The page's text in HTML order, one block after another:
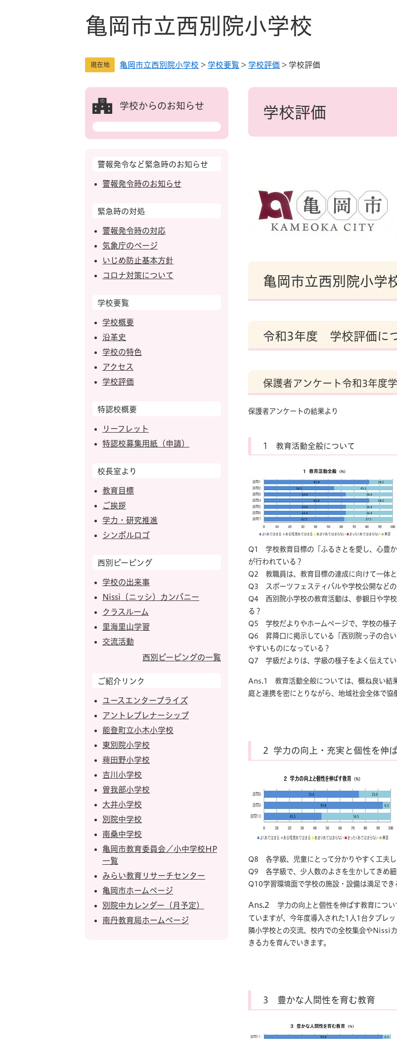
亀岡市立西別院小学校
現在地 亀岡市立西別院小学校 > 学校要覧 > 学校評価 > 学校評価
本
学校評価
亀岡市立西別院小
令和3年度 学校評価に
保護者アンケート 令和3年度
保護者アンケートの結果より
1 教育活動全般について
Q1 学校教育目標の「ふるさとを愛し、心豊
が行われている？
Q2 教職員は、教育目標の達成に向けて一体
Q3 スポーツフェスティバルや学校公開など
Q4 西別院小学校の教育活動は、参観日や学
る？
Q5 学校だよりやホームページで、学校の様子
Q6 昇降口に掲示している「西別院っ子の合
やすいものになっている？
Q7 学級だよりは、学級の様子をよく伝えて
Ans.1
教育活動全般については、概ね良い結
庭と連携を密にとりながら、地域社会全体で協
2 学力の向上・充実と個性を伸
Q8 各学級、児童にとって分かりやすく工夫
Q9 各学級で、少人数のよさを生かしてきめ
Q10学習環境面で学校の施設・設備は満足でき
Ans.2
学力の向上と個性を伸ばす教育につ
ていますが、今年度導入された1人1台タブレ
隣小学校との交流、校内での全校集会やNissi
きる力を育んでいきます。
3 豊かな人間性を育む教育
学校からのお知らせ
警報発令など緊急時のお知らせ
警報発令時のお知らせ
緊急時の対処
警報発令時の対応
気象庁のページ
いじめ防止基本方針
コロナ対策について
学校要覧
学校概要
沿革史
学校の特色
アクセス
学校評価
特認校概要
リーフレット
特認校募集用紙（申請）
校長室より
教育目標
ご挨拶
学力・研究推進
シンボルロゴ
西別ピーピング
学校の出来事
Nissi（ニッシ）カンパニー
クラスルーム
里海里山学習
交流活動
西別ピーピングの一覧
ご紹介リンク
ユースエンタープライズ
アントレプレナーシップ
能登町立小木小学校
東別院小学校
薭田野小学校
吉川小学校
曽我部小学校
大井小学校
別院中学校
南桑中学校
亀岡市教育委員会／小中学校HP
一覧
みらい教育リサーチセンター
亀岡市ホームページ
別院中カレンダー（月予定）
南丹教育局ホームページ